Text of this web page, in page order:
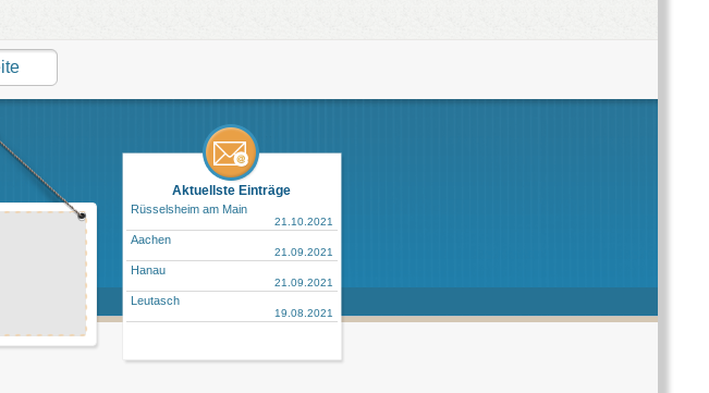
Aktuellste Einträge
Rüsselsheim am Main
21.10.2021
Aachen
21.09.2021
Hanau
21.09.2021
Leutasch
19.08.2021